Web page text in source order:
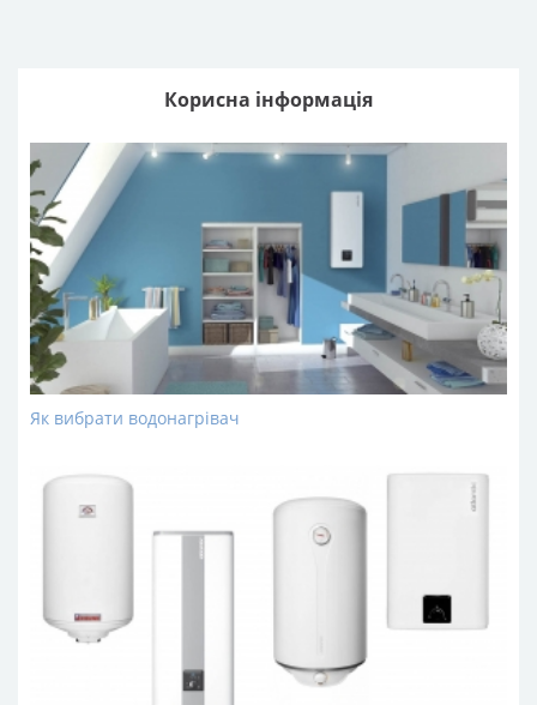
виборі, тому якщо ви вирішили замовити бойлер Atlantic в
у всіх тонкощах, телефонуйте до call-центру компанії.
Корисна інформація
Як вибрати водонагрівач